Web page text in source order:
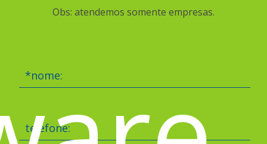
Obs: atendemos somente empresas.
*nome:
telefone: